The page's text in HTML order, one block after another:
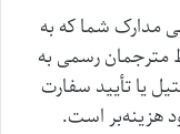
مدارک شما که به
مترجمان رسمی به
یا تأیید سفارت
هزینه‌بر است.